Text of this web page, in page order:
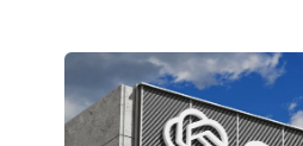
ПРИОРИТЕТНЫЕ
ЗАДАЧИ
ПО